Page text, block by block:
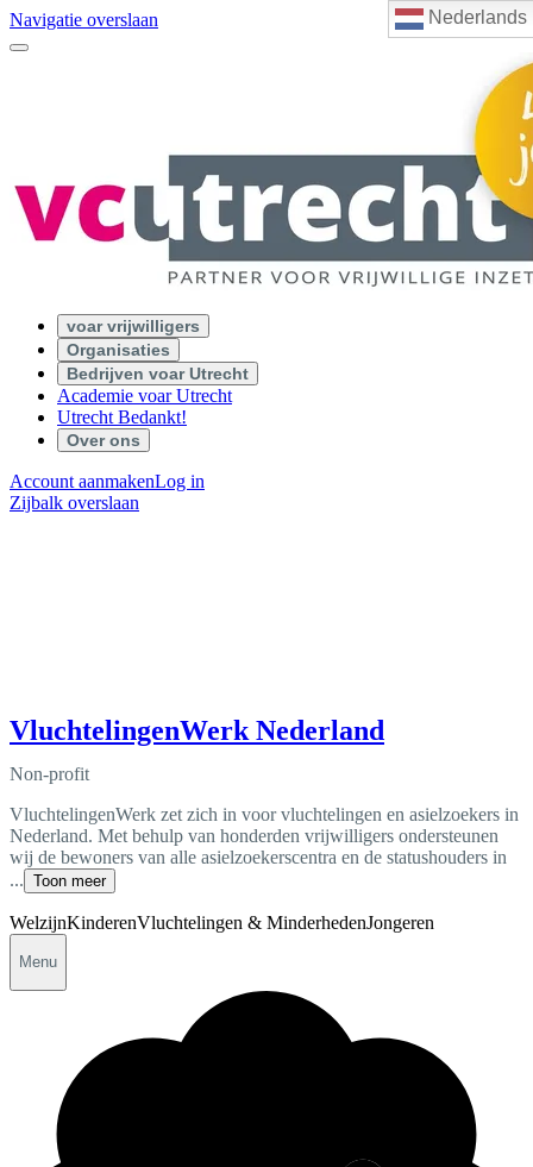
Nederlands
Navigatie overslaan
voar vrijwilligers
Organisaties
Bedrijven voar Utrecht
Academie voar Utrecht
Utrecht Bedankt!
Over ons
Account aanmakenLog in
Zijbalk overslaan
VluchtelingenWerk Nederland
Non-profit
VluchtelingenWerk zet zich in voor vluchtelingen en asielzoekers in
Nederland. Met behulp van honderden vrijwilligers ondersteunen
wij de bewoners van alle asielzoekerscentra en de statushouders in
... Toon meer
WelzijnKinderenVluchtelingen & MinderhedenJongeren
Menu